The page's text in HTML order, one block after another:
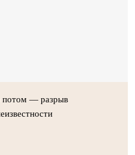
потом — разрыв